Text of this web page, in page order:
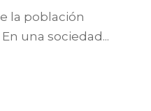
la población
una sociedad...